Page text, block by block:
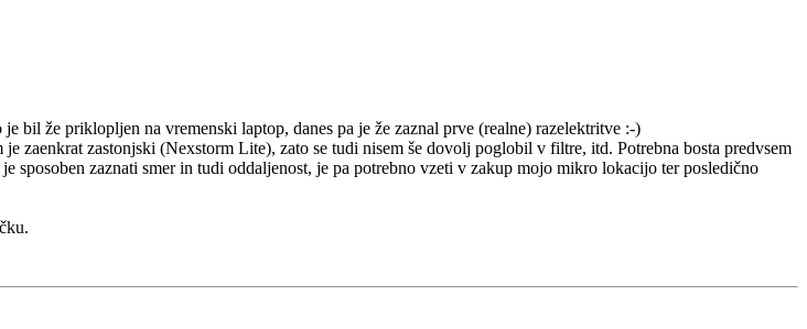
bil že priklopljen na vremenski laptop, danes pa je že zaznal prve (realne) razelektritve :-)
zaenkrat zastonjski (Nexstorm Lite), zato se tudi nisem še dovolj poglobil v filtre, itd. Potrebna bosta predvsem
zaznati smer in tudi oddaljenost, je pa potrebno vzeti v zakup mojo mikro lokacijo ter posledično